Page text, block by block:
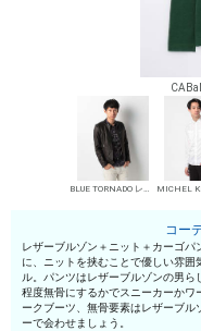
BLUE TORNADO レザーブルゾン
コー
レザーブルゾン＋ニット＋カーゴ
に、ニットを挟むことで優しい雰
ル。パンツはレザーブルゾンの男
程度無骨にするかでスニーカーかワ
ークブーツ、無骨要素はレザーブ
ーで会わせましょう。